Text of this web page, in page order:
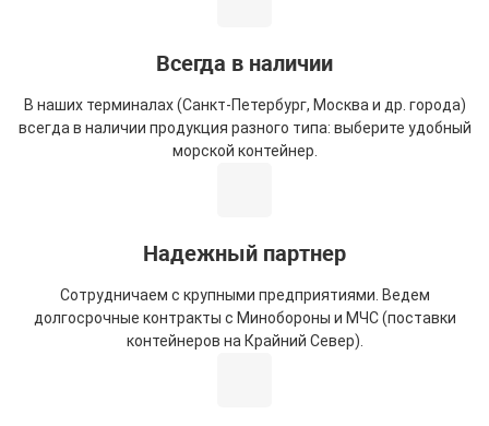
Всегда в наличии
В наших терминалах (Санкт-Петербург, Москва и др. города)
всегда в наличии продукция разного типа: выберите удобный
морской контейнер.
Надежный партнер
Сотрудничаем с крупными предприятиями. Ведем
долгосрочные контракты с Минобороны и МЧС (поставки
контейнеров на Крайний Север).